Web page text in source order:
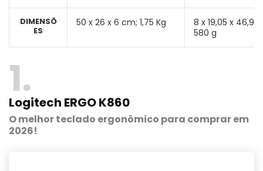
DIMENSÕ
ES
50 x 26 x 6 cm; 1,75 Kg
‎8 x 19,05 x
580 g
1
Logitech ERGO K860
O melhor teclado ergonômico para comprar em
2026!